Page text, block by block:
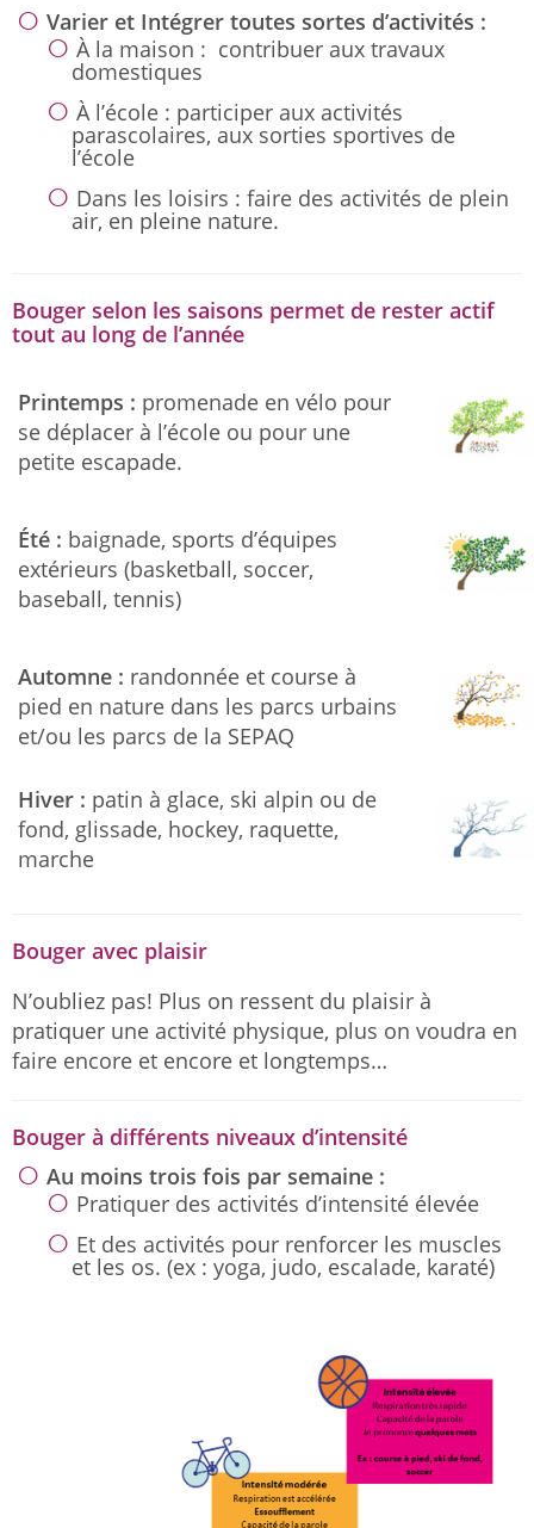
Varier et Intégrer toutes sortes d’activités :
À la maison : contribuer aux travaux
domestiques
À l’école : participer aux activités
parascolaires, aux sorties sportives de
l’école
Dans les loisirs : faire des activités de plein
air, en pleine nature.
Bouger selon les saisons permet de rester actif
tout au long de l’année
Printemps : promenade en vélo pour
se déplacer à l’école ou pour une
petite escapade.
Été : baignade, sports d’équipes
extérieurs (basketball, soccer,
baseball, tennis)
Automne : randonnée et course à
pied en nature dans les parcs urbains
et/ou les parcs de la SEPAQ
Hiver : patin à glace, ski alpin ou de
fond, glissade, hockey, raquette,
marche
Bouger avec plaisir
N’oubliez pas! Plus on ressent du plaisir à
pratiquer une activité physique, plus on voudra en
faire encore et encore et longtemps…
Bouger à différents niveaux d’intensité
Au moins trois fois par semaine :
Pratiquer des activités d’intensité élevée
Et des activités pour renforcer les muscles
et les os. (ex : yoga, judo, escalade, karaté)